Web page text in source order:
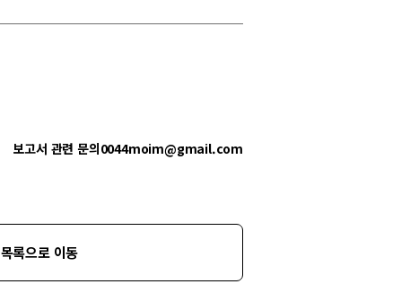
보고서 관련 문의0044moim@gmail.com
목록으로 이동